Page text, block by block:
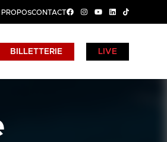
CONTACT
BILLETTERIE LIVE